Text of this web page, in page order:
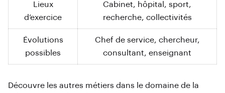
Lieux
d’exercice
Cabinet, hôpital, sport,
recherche, collectivités
Évolutions
possibles
Chef de service, chercheur,
consultant, enseignant
Découvre les autres métiers dans le domaine de la